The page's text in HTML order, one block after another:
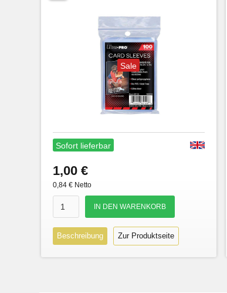
Sale
Sofort lieferbar
1,00 €
0,84 € Netto
Beschreibung Zur Produktseite